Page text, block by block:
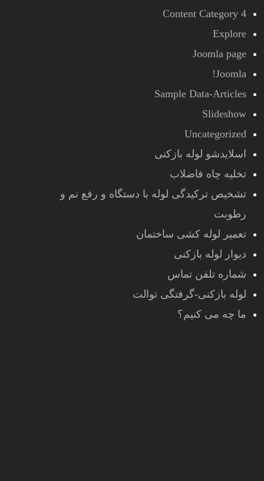
Content Category 4
Explore
Joomla page
Joomla!
Sample Data-Articles
Slideshow
Uncategorized
اسلایدشو لوله بازکنی
تخلیه چاه فاضلاب
تشخیص ترکیدگی لوله با دستگاه و رفع نم و
رطوبت
تعمیر لوله کشی ساختمان
دیوار لوله بازکنی
شماره تلفن تماس
لوله بازکنی-گرفتگی توالت
ما چه می کنیم؟